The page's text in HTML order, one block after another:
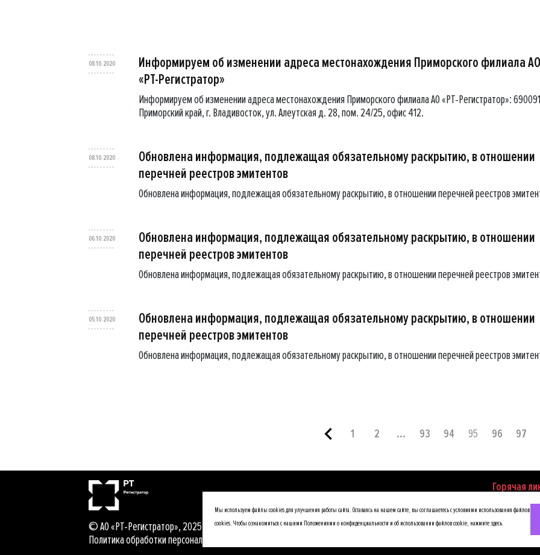
08.10.2020
Информируем об изменении адреса местонахождения Приморского филиала АО
«РТ-Регистратор»
Информируем об изменении адреса местонахождения Приморского филиала АО «РТ-Регистратор»:
Приморский край, г. Владивосток, ул. Алеутская д. 28, пом. 24/25, офис 412.
08.10.2020
Обновлена информация, подлежащая обязательному раскрытию, в отношении
перечней реестров эмитентов
Обновлена информация, подлежащая обязательному раскрытию, в отношении перечней реестров
06.10.2020
Обновлена информация, подлежащая обязательному раскрытию, в отношении
перечней реестров эмитентов
Обновлена информация, подлежащая обязательному раскрытию, в отношении перечней реестров
05.10.2020
Обновлена информация, подлежащая обязательному раскрытию, в отношении
перечней реестров эмитентов
Обновлена информация, подлежащая обязательному раскрытию, в отношении перечней реестров
1 2 ... 93 94 95 96 97
Горячая
по
© АО «РТ-Регистратор», 2025
Политика обработки персональных данных
Мы используем файлы cookies для улучшения работы сайта. Оставаясь на нашем сайте, вы соглашаетесь с условиями использования файлов
cookies. Чтобы ознакомиться с нашими Положениями о конфиденциальности и об использовании файлов cookie, нажмите здесь.